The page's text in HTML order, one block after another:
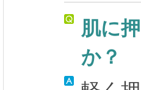
肌に
か？